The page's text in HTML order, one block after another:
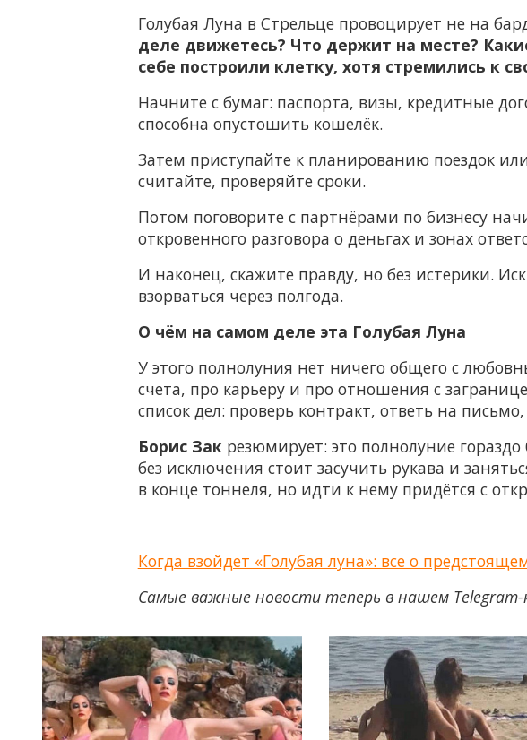
Голубая Луна в Стрельце провоцирует не на
деле движетесь? Что держит на месте?
себе построили клетку, хотя стремились к
Начните с бумаг: паспорта, визы, кредитные
способна опустошить кошелёк.
Затем приступайте к планированию поездок
считайте, проверяйте сроки.
Потом поговорите с партнёрами по бизнесу
откровенного разговора о деньгах и зонах
И наконец, скажите правду, но без истерики.
взорваться через полгода.
О чём на самом деле эта Голубая Луна
У этого полнолуния нет ничего общего с
счета, про карьеру и про отношения с
список дел: проверь контракт, ответь на
Борис Закрезюмирует: это полнолуние
без исключения стоит засучить рукава и
в конце тоннеля, но идти к нему придётся с
Когда взойдет «Голубая луна»: все о
Самые важные новости теперь в нашем